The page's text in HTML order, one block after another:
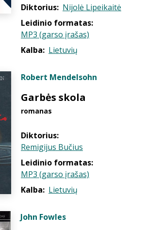
Diktorius: Nijolė Lipeikaitė
Leidinio formatas:
MP3 (garso įrašas)
Kalba: Lietuvių
Robert Mendelsohn
Garbės skola
romanas
Diktorius:
Remigijus Bučius
Leidinio formatas:
MP3 (garso įrašas)
Kalba: Lietuvių
John Fowles